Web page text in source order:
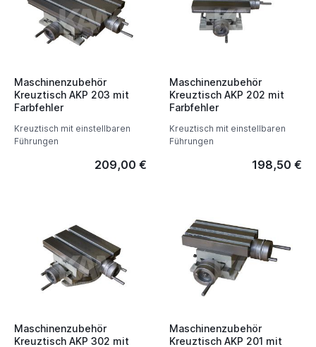
Maschinenzubehör
Kreuztisch AKP 203 mit
Farbfehler
Kreuztisch mit einstellbaren
Führungen
209,00 €
Maschinenzubehör
Kreuztisch AKP 202 mit
Farbfehler
Kreuztisch mit einstellbaren
Führungen
198,50 €
Maschinenzubehör
Kreuztisch AKP 302 mit
Maschinenzubehör
Kreuztisch AKP 201 mit